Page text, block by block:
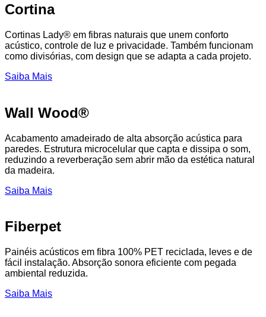
Cortina
Cortinas Lady® em fibras naturais que unem conforto
acústico, controle de luz e privacidade. Também funcionam
como divisórias, com design que se adapta a cada projeto.
Saiba Mais
Wall Wood®
Acabamento amadeirado de alta absorção acústica para
paredes. Estrutura microcelular que capta e dissipa o som,
reduzindo a reverberação sem abrir mão da estética natural
da madeira.
Saiba Mais
Fiberpet
Painéis acústicos em fibra 100% PET reciclada, leves e de
fácil instalação. Absorção sonora eficiente com pegada
ambiental reduzida.
Saiba Mais